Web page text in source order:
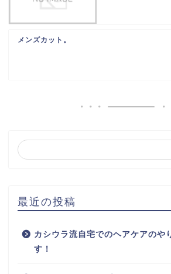
メンズカット。
最近の投稿
カシウラ流自宅でのヘアケアのや
す！